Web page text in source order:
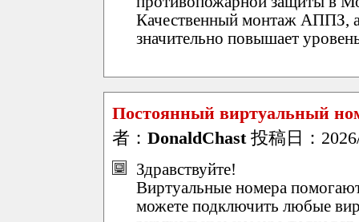
Качественный монтаж АППЗ,
значительно повышает
Постоянный виртуальный
者： DonaldChast投稿日：
Здравствуйте!
Виртуальные номера
можете подключить любые